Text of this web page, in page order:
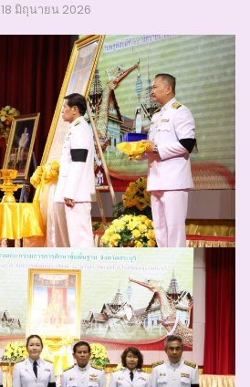
18 มิถุนายน 2026